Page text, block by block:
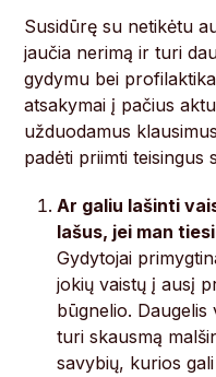
Susidūrę su netikėtu
jaučia nerimą ir turi
gydymu bei
atsakymai į pačius
užduodamus
padėti priimti teisingus
Ar galiu lašinti
lašus, jei man
Gydytojai
jokių vaistų į ausį
būgnelio. Daugelis
turi skausmą
savybių, kurios